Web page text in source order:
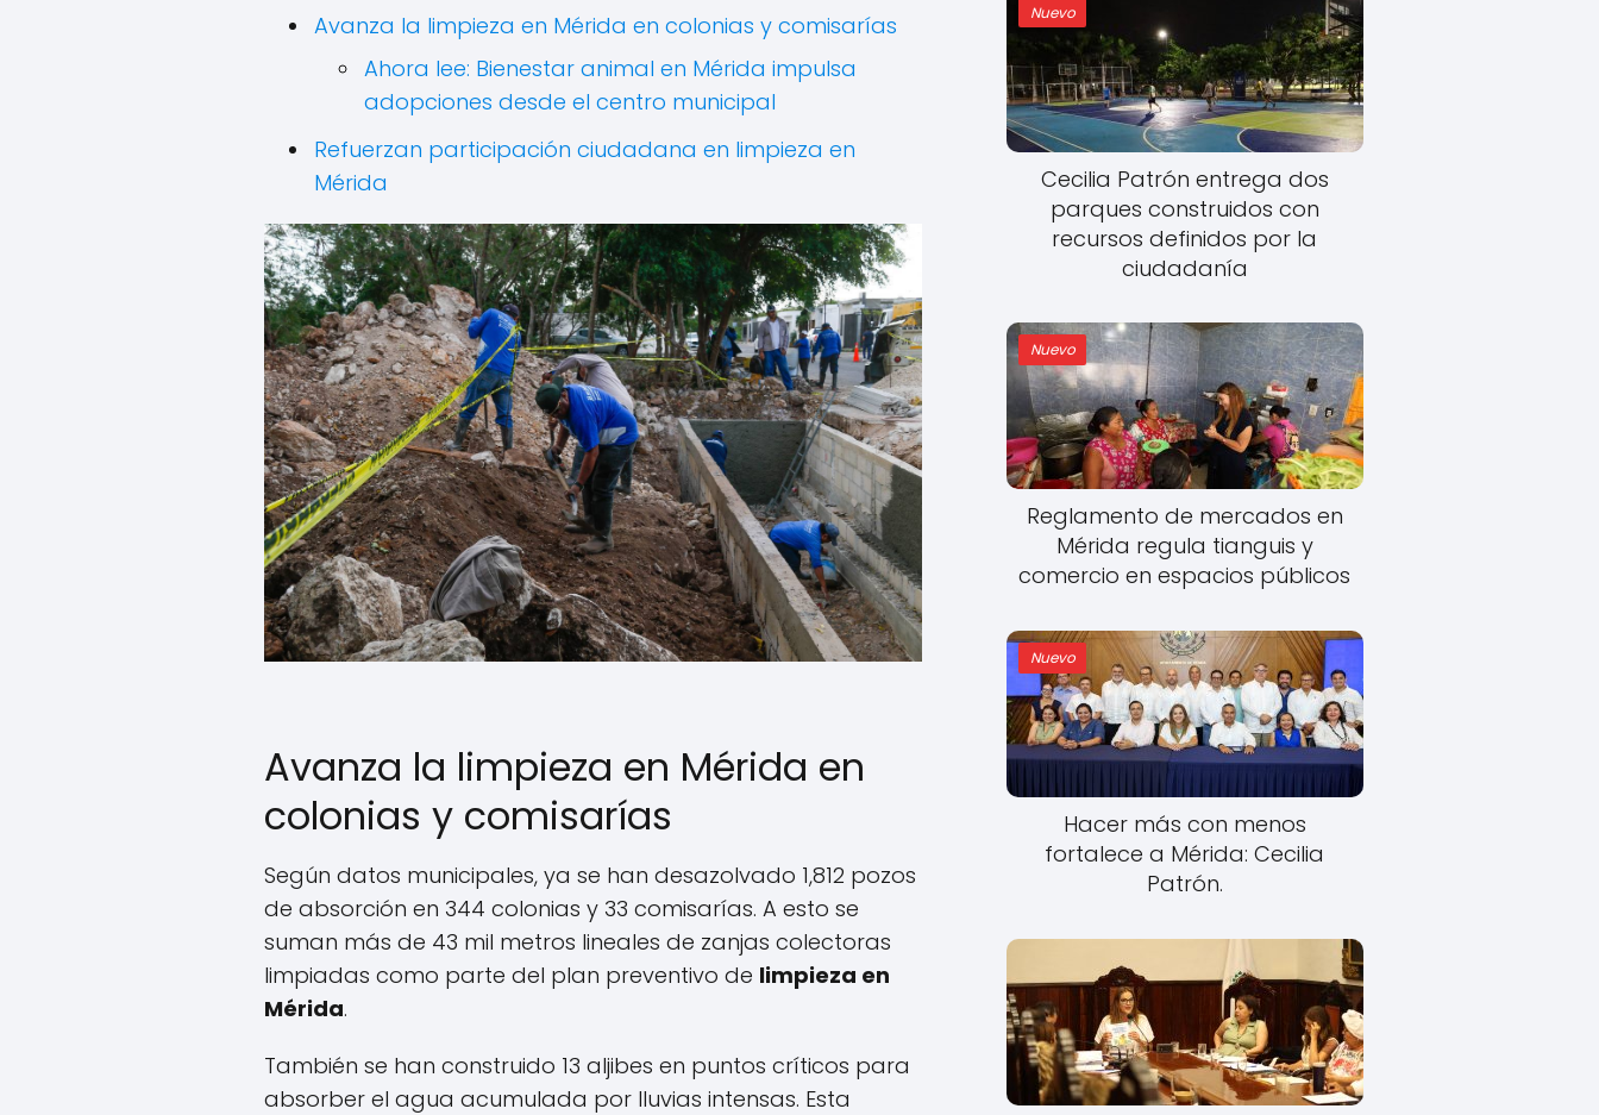
Avanza la limpieza en Mérida en colonias y comisarías
Ahora lee: Bienestar animal en Mérida impulsa
adopciones desde el centro municipal
Refuerzan participación ciudadana en limpieza en
Mérida
Avanza la limpieza en Mérida en
colonias y comisarías
Según datos municipales, ya se han desazolvado 1,812 pozos
de absorción en 344 colonias y 33 comisarías. A esto se
suman más de 43 mil metros lineales de zanjas colectoras
limpiadas como parte del plan preventivo de limpieza en
Mérida.
También se han construido 13 aljibes en puntos críticos para
absorber el agua acumulada por lluvias intensas. Esta
Nuevo
Cecilia Patrón entrega dos
parques construidos con
recursos definidos por la
ciudadanía
Nuevo
Reglamento de mercados en
Mérida regula tianguis y
comercio en espacios públicos
Nuevo
Hacer más con menos
fortalece a Mérida: Cecilia
Patrón.